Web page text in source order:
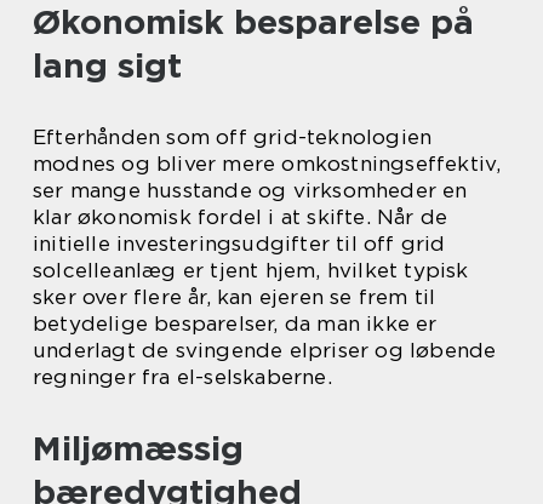
Økonomisk besparelse på
lang sigt
Efterhånden som off grid-teknologien
modnes og bliver mere omkostningseffektiv,
ser mange husstande og virksomheder en
klar økonomisk fordel i at skifte. Når de
initielle investeringsudgifter til off grid
solcelleanlæg er tjent hjem, hvilket typisk
sker over flere år, kan ejeren se frem til
betydelige besparelser, da man ikke er
underlagt de svingende elpriser og løbende
regninger fra el-selskaberne.
Miljømæssig
bæredygtighed